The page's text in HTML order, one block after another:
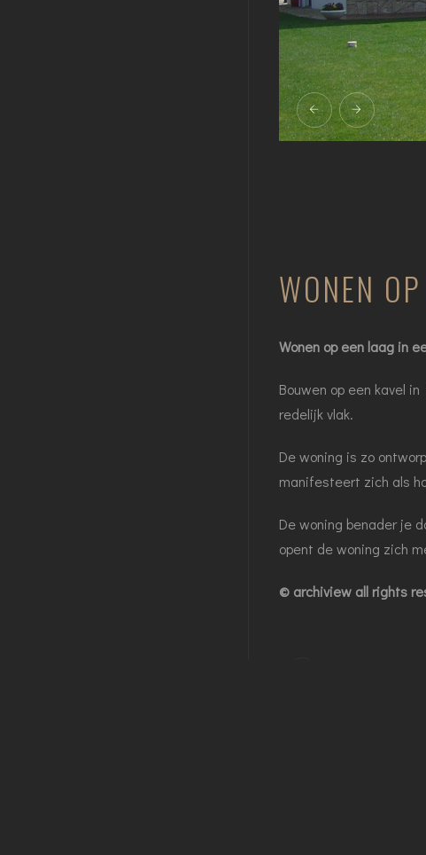
WONEN
Wonen op een laag in
Bouwen op een kavel
redelijk vlak.
De woning is zo
manifesteert zich als
De woning benader je
opent de woning zich
© archiview all rights